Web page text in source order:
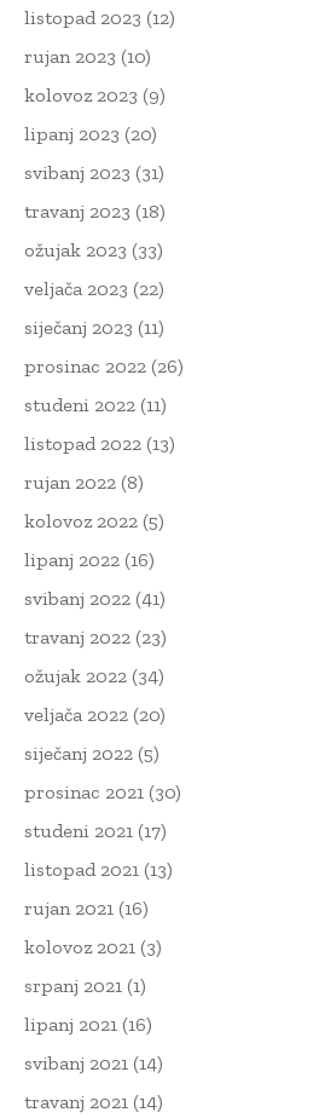
listopad 2023 (12)
rujan 2023 (10)
kolovoz 2023 (9)
lipanj 2023 (20)
svibanj 2023 (31)
travanj 2023 (18)
ožujak 2023 (33)
veljača 2023 (22)
siječanj 2023 (11)
prosinac 2022 (26)
studeni 2022 (11)
listopad 2022 (13)
rujan 2022 (8)
kolovoz 2022 (5)
lipanj 2022 (16)
svibanj 2022 (41)
travanj 2022 (23)
ožujak 2022 (34)
veljača 2022 (20)
siječanj 2022 (5)
prosinac 2021 (30)
studeni 2021 (17)
listopad 2021 (13)
rujan 2021 (16)
kolovoz 2021 (3)
srpanj 2021 (1)
lipanj 2021 (16)
svibanj 2021 (14)
travanj 2021 (14)